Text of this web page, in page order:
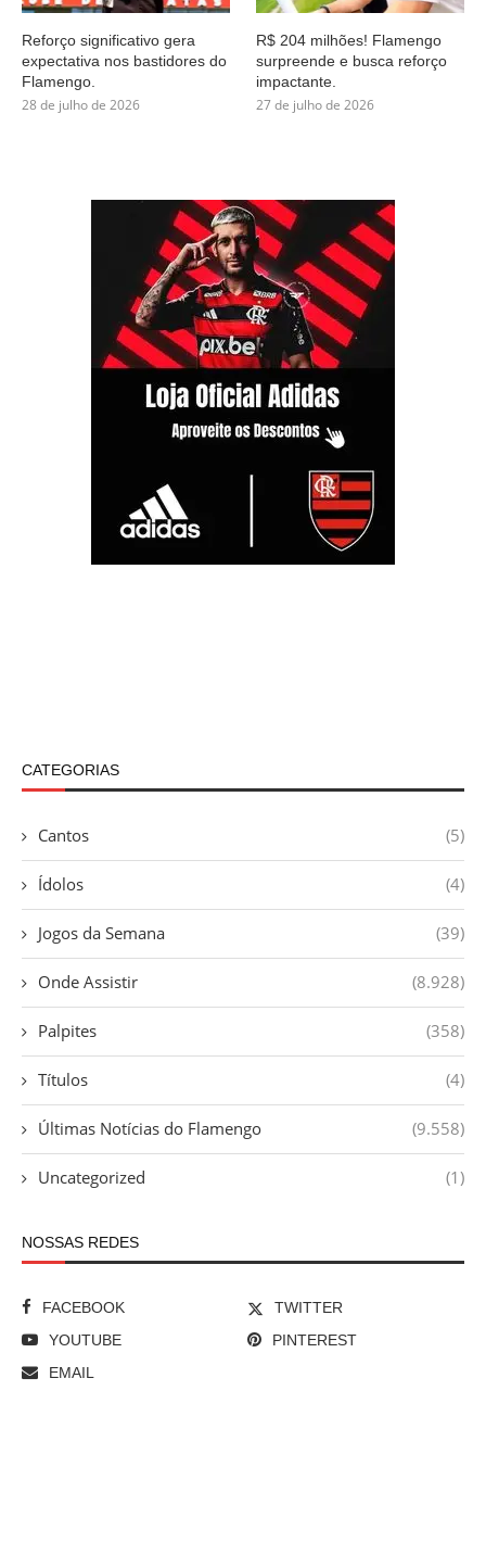
Reforço significativo gera
expectativa nos bastidores do
Flamengo.
28 de julho de 2026
R$ 204 milhões! Flamengo
surpreende e busca reforço
impactante.
27 de julho de 2026
CATEGORIAS
Cantos (5)
Ídolos (4)
Jogos da Semana (39)
Onde Assistir (8.928)
Palpites (358)
Títulos (4)
Últimas Notícias do Flamengo (9.558)
Uncategorized (1)
NOSSAS REDES
FACEBOOK
TWITTER
YOUTUBE
PINTEREST
EMAIL